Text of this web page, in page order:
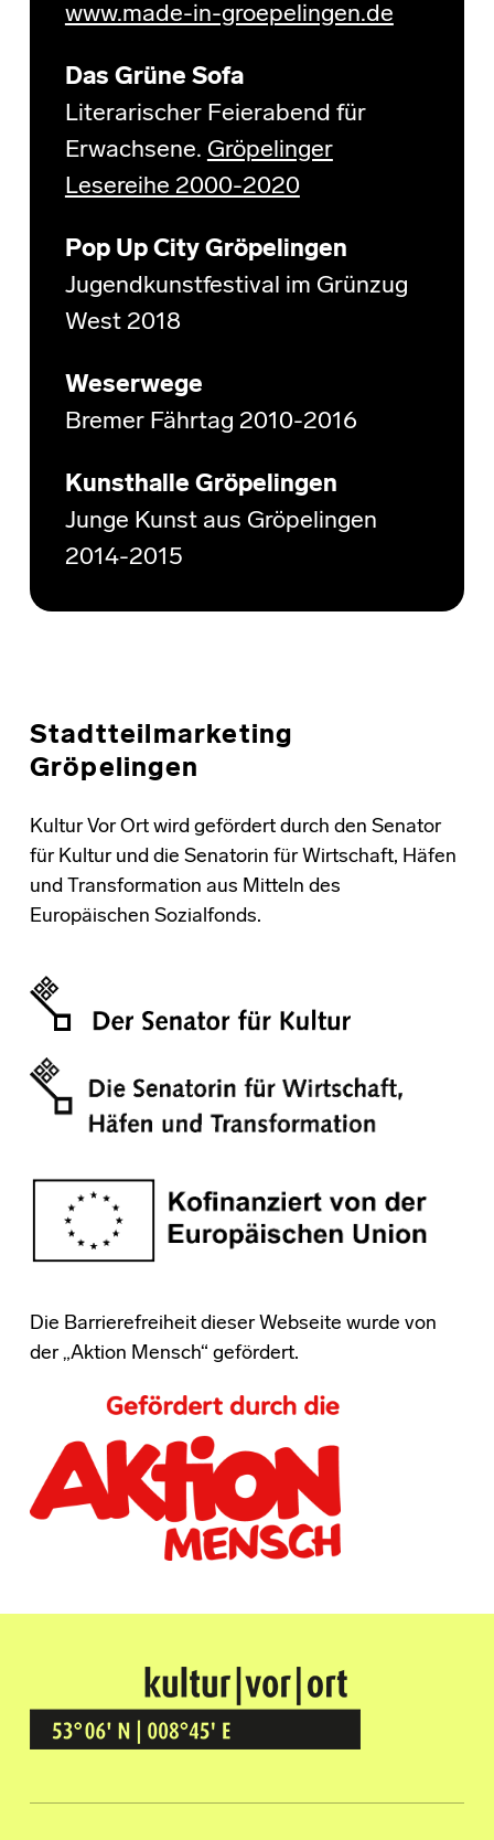
www.made-in-groepelingen.de
Das Grüne Sofa
Literarischer Feierabend für
Erwachsene. Gröpelinger
Lesereihe 2000-2020
Pop Up City Gröpelingen
Jugendkunstfestival im Grünzug
West 2018
Weserwege
Bremer Fährtag 2010-2016
Kunsthalle Gröpelingen
Junge Kunst aus Gröpelingen
2014-2015
Stadtteilmarketing
Gröpelingen
Kultur Vor Ort wird gefördert durch den Senator
für Kultur und die Senatorin für Wirtschaft, Häfen
und Transformation aus Mitteln des
Europäischen Sozialfonds.
Die Barrierefreiheit dieser Webseite wurde von
der „Aktion Mensch“ gefördert.
Kultur Vor Ort
BREMEN GRÖPELINGEN